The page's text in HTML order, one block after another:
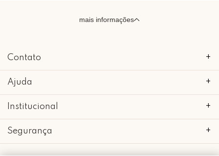
mais informações
Contato +
Ajuda +
Institucional +
Segurança +